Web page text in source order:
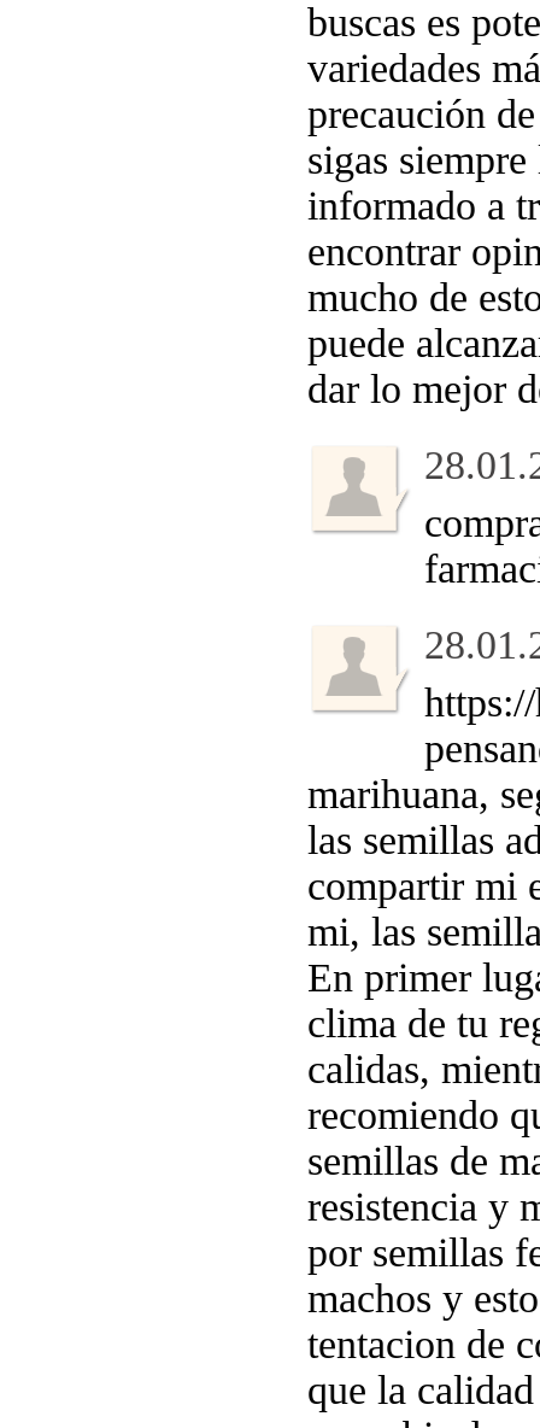
buscas es
variedades
precaución
sigas
informado a
encontrar
mucho de
puede
dar lo mejor
marihuana,
las semillas
compartir mi
mi, las
En primer
clima de tu
calidas,
recomiendo
semillas de
resistencia y
por semillas
machos y
tentacion de
que la